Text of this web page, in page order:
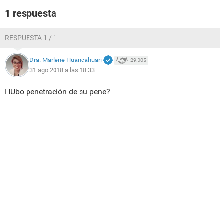
1 respuesta
RESPUESTA 1 / 1
Dra. Marlene Huancahuari 29.005
31 ago 2018 a las 18:33
HUbo penetración de su pene?